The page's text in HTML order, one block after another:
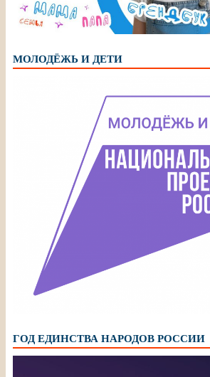
МОЛОДЁЖЬ И ДЕТИ
ГОД ЕДИНСТВА НАРОДОВ РОССИИ